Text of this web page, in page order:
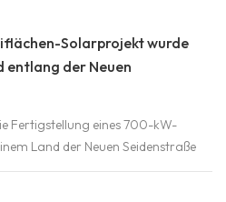
Solarprojekt wurde
entlang der Neuen
Fertigstellung eines 700-kW-
Land der Neuen Seidenstraße
von Power Stone entwickelte
Einsatz kommt. Projekt-